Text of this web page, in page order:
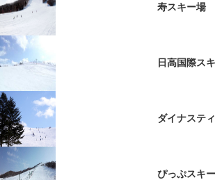
寿スキー場
日高国際ス
ダイナステ
ぴっぷスキ